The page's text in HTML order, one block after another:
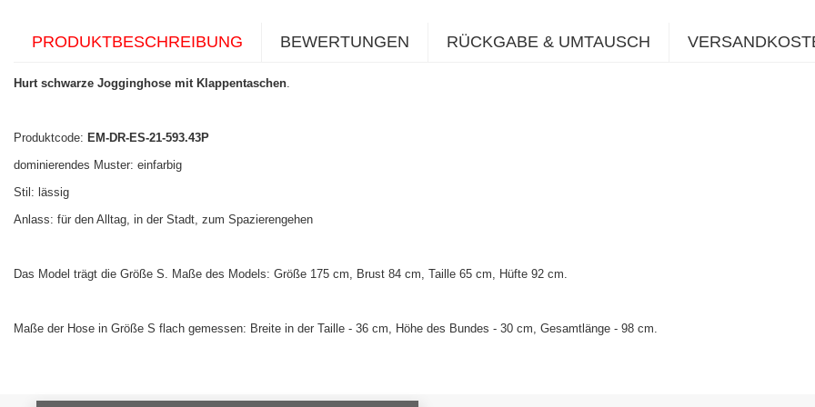
PRODUKTBESCHREIBUNG BEWERTUNGEN RÜCKGABE & UMTAUSCH
Hurt schwarze Jogginghose mit Klappentaschen
Produktcode: EM-DR-ES-21-593.43P
dominierendes Muster: einfarbig
Stil: lässig
Anlass: für den Alltag, in der Stadt, zum Spazierengehen
Das Model trägt die Größe S. Maße des Models: Größe 175 cm, Brust 84 cm, Taille 65 cm, Hüfte 92 cm.
Maße der Hose in Größe S flach gemessen: Breite in der Taille - 36 cm, Höhe des Bundes - 30 cm, Gesamtlänge - 98 cm.